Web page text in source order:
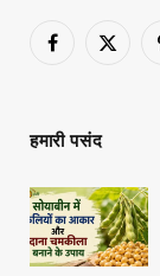
Facebook
X
हमारी पसंद